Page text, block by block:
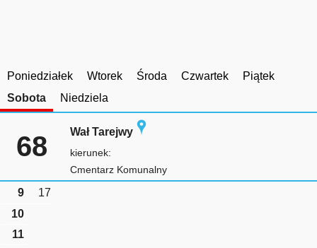
Poniedziałek Wtorek Środa Czwartek
Piątek
Sobota
Niedziela
68 Wał Tarejwy
kierunek:
Cmentarz Komunalny
9
17
10
11